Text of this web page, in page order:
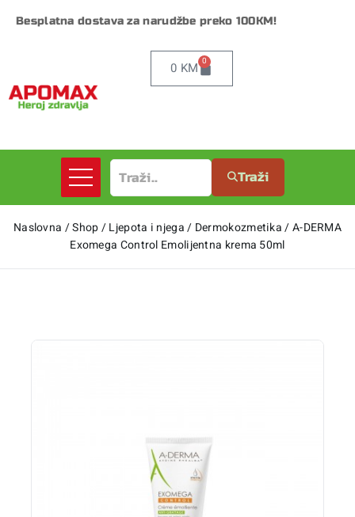
Besplatna dostava za narudžbe preko 100KM!
0 KM 0
Traži
Naslovna /Shop/Ljepota i njega / Dermokozmetika /A-DERMA
Exomega Control Emolijentna krema 50ml